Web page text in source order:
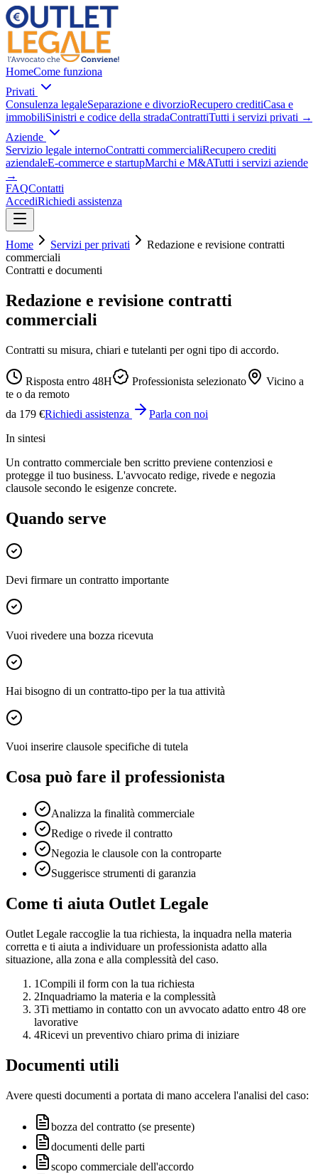
HomeCome funziona
Privati
Consulenza legaleSeparazione e divorzioRecupero creditiCasa e
immobiliSinistri e codice della stradaContrattiTutti i servizi privati →
Aziende
Servizio legale internoContratti commercialiRecupero crediti
aziendaleE-commerce e startupMarchi e M&ATutti i servizi aziende
→
FAQContatti
AccediRichiedi assistenza
Home Servizi per privati
Redazione e revisione contratti
commerciali
Contratti e documenti
Redazione e revisione contratti
commerciali
Contratti su misura, chiari e tutelanti per ogni tipo di accordo.
Risposta entro 48H Professionista selezionato
Vicino a
te o da remoto
da 179 €Richiedi assistenza
Parla con noi
In sintesi
Un contratto commerciale ben scritto previene contenziosi e
protegge il tuo business. L'avvocato redige, rivede e negozia
clausole secondo le esigenze concrete.
Quando serve
Devi firmare un contratto importante
Vuoi rivedere una bozza ricevuta
Hai bisogno di un contratto-tipo per la tua attività
Vuoi inserire clausole specifiche di tutela
Cosa può fare il professionista
Analizza la finalità commerciale
Redige o rivede il contratto
Negozia le clausole con la controparte
Suggerisce strumenti di garanzia
Come ti aiuta Outlet Legale
Outlet Legale raccoglie la tua richiesta, la inquadra nella materia
corretta e ti aiuta a individuare un professionista adatto alla
situazione, alla zona e alla complessità del caso.
1Compili il form con la tua richiesta
2Inquadriamo la materia e la complessità
3Ti mettiamo in contatto con un avvocato adatto entro 48 ore
lavorative
4Ricevi un preventivo chiaro prima di iniziare
Documenti utili
Avere questi documenti a portata di mano accelera l'analisi del caso:
bozza del contratto (se presente)
documenti delle parti
scopo commerciale dell'accordo